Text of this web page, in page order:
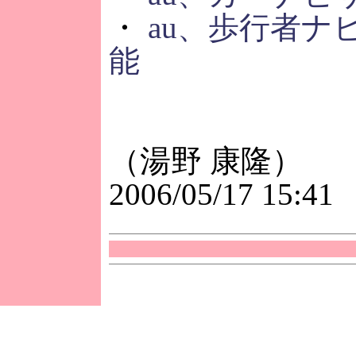
・ au、歩行者ナ
能
（湯野 康隆）
2006/05/17 15:41